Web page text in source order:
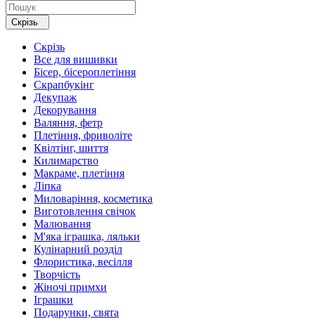
Скрізь
Скрізь
Все для вишивки
Бісер, бісероплетіння
Скрапбукінг
Декупаж
Декорування
Валяння, фетр
Плетіння, фриволіте
Квілтінг, шиття
Килимарство
Макраме, плетіння
Ліпка
Миловаріння, косметика
Виготовлення свічок
Малювання
М'яка іграшка, ляльки
Кулінарний розділ
Флористика, весілля
Творчість
Жіночі примхи
Іграшки
Подарунки, свята